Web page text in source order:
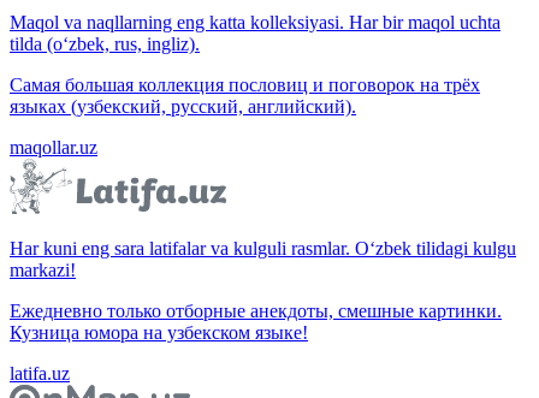
Maqol va naqllarning eng katta kolleksiyasi. Har bir maqol uchta
tilda (o‘zbek, rus, ingliz).
Самая большая коллекция пословиц и поговорок на трёх
языках (узбекский, русский, английский).
maqollar.uz
Har kuni eng sara latifalar va kulguli rasmlar. O‘zbek tilidagi kulgu
markazi!
Ежедневно только отборные анекдоты, смешные картинки.
Кузница юмора на узбекском языке!
latifa.uz